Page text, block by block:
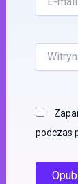
mail*
podczas